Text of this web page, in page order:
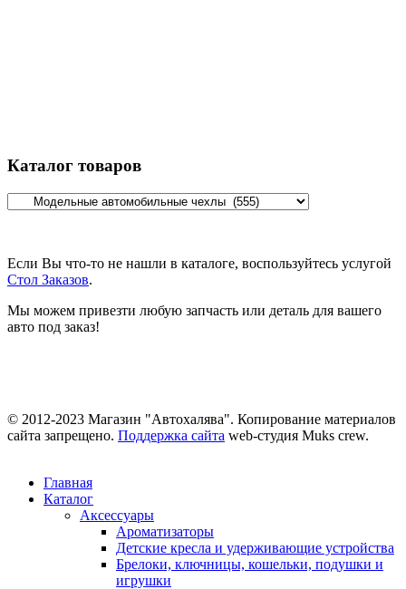
Каталог товаров
Если Вы что-то не нашли в каталоге, воспользуйтесь услугой
Стол Заказов.
Мы можем привезти любую запчасть или деталь для вашего
авто под заказ!
© 2012-2023 Магазин "Автохалява". Копирование материалов
сайта запрещено. Поддержка сайта web-студия Muks crew.
Главная
Каталог
Аксессуары
Ароматизаторы
Детские кресла и удерживающие устройства
Брелоки, ключницы, кошельки, подушки и
игрушки